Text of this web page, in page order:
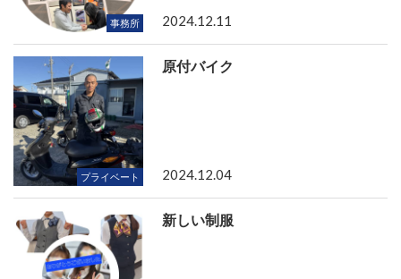
事務所 2024.12.11
プライベート
原付バイク
2024.12.04
新しい制服